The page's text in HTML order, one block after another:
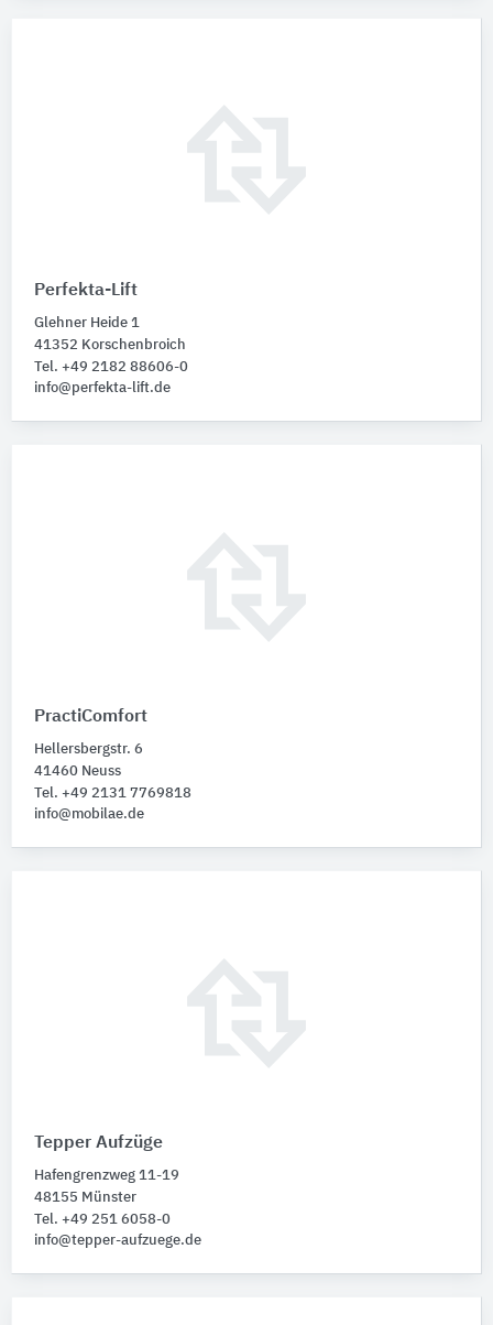
Perfekta-Lift
Glehner Heide 1
41352 Korschenbroich
Tel. +49 2182 88606-0
info@perfekta-lift.de
PractiComfort
Hellersbergstr. 6
41460 Neuss
Tel. +49 2131 7769818
info@mobilae.de
Tepper Aufzüge
Hafengrenzweg 11-19
48155 Münster
Tel. +49 251 6058-0
info@tepper-aufzuege.de